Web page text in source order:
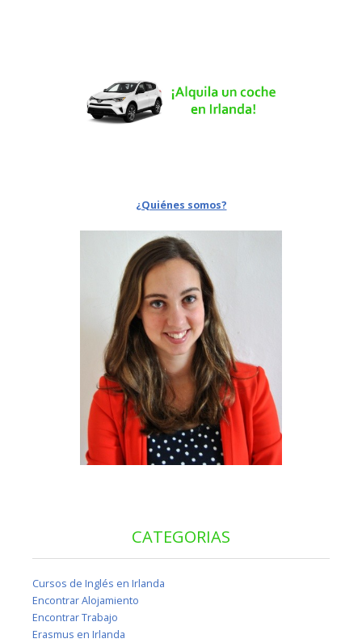
¿Quiénes somos?
CATEGORIAS
Cursos de Inglés en Irlanda
Encontrar Alojamiento
Encontrar Trabajo
Erasmus en Irlanda